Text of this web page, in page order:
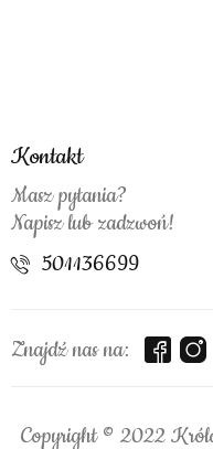
Kontakt
Masz pytania?
Napisz lub zadzwoń!
501136699
Znajdź nas na:
Copyright © 2022